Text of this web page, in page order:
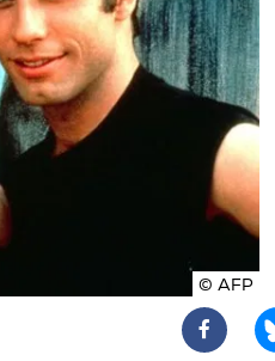
© AFP